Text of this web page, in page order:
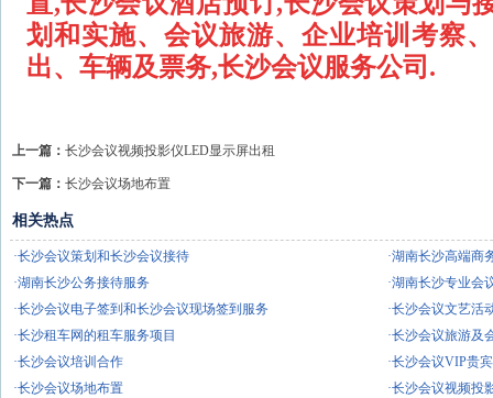
划和实施、会议旅游、企业培训考察
出、车辆及票务,长沙会议服务公司.
上一篇： 长沙会议视频投影仪LED显示屏出租
下一篇： 长沙会议场地布置
相关热点
·长沙会议策划和长沙会议接待
·湖南长沙高端商
·湖南长沙公务接待服务
·湖南长沙专业会
·长沙会议电子签到和长沙会议现场签到服务
·长沙会议文艺活
·长沙租车网的租车服务项目
·长沙会议旅游及
·长沙会议培训合作
·长沙会议VIP贵
·长沙会议场地布置
·长沙会议视频投